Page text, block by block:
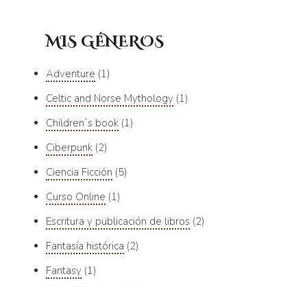
MIS GÉNEROS
Adventure 1
Celtic and Norse Mythology 1
Children´s book 1
Ciberpunk 2
Ciencia Ficción 5
Curso Online 1
Escritura y publicación de libros 2
Fantasía histórica 2
Fantasy 1